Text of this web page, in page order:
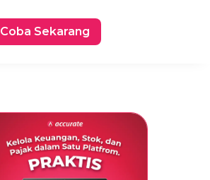
Coba Sekarang